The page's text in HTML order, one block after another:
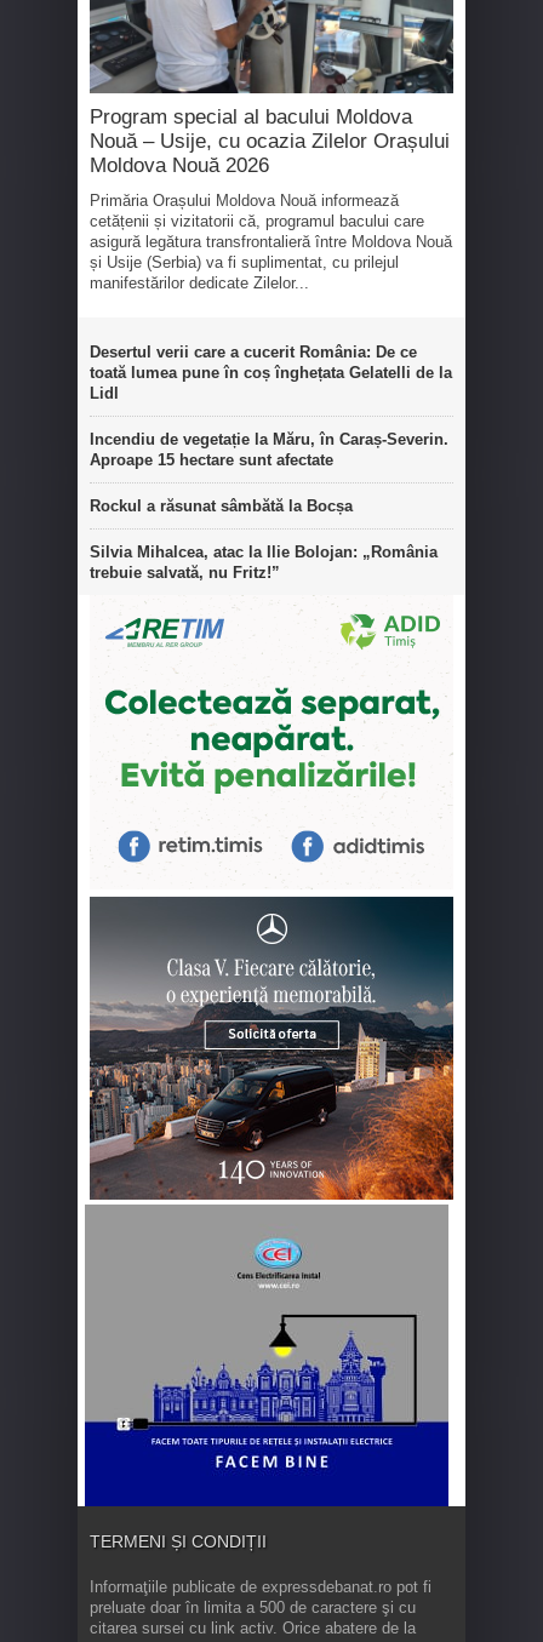
Program special al bacului Moldova
Nouă – Usije, cu ocazia Zilelor Orașului
Moldova Nouă 2026
Primăria Orașului Moldova Nouă informează
cetățenii și vizitatorii că, programul bacului care
asigură legătura transfrontalieră între Moldova Nouă
și Usije (Serbia) va fi suplimentat, cu prilejul
manifestărilor dedicate Zilelor...
Desertul verii care a cucerit România: De ce
toată lumea pune în coș înghețata Gelatelli de la
Lidl
Incendiu de vegetație la Măru, în Caraș-Severin.
Aproape 15 hectare sunt afectate
Rockul a răsunat sâmbătă la Bocșa
Silvia Mihalcea, atac la Ilie Bolojan: „România
trebuie salvată, nu Fritz!”
TERMENI ȘI CONDIȚII
Informaţiile publicate de expressdebanat.ro pot fi
preluate doar în limita a 500 de caractere şi cu
citarea sursei cu link activ. Orice abatere de la